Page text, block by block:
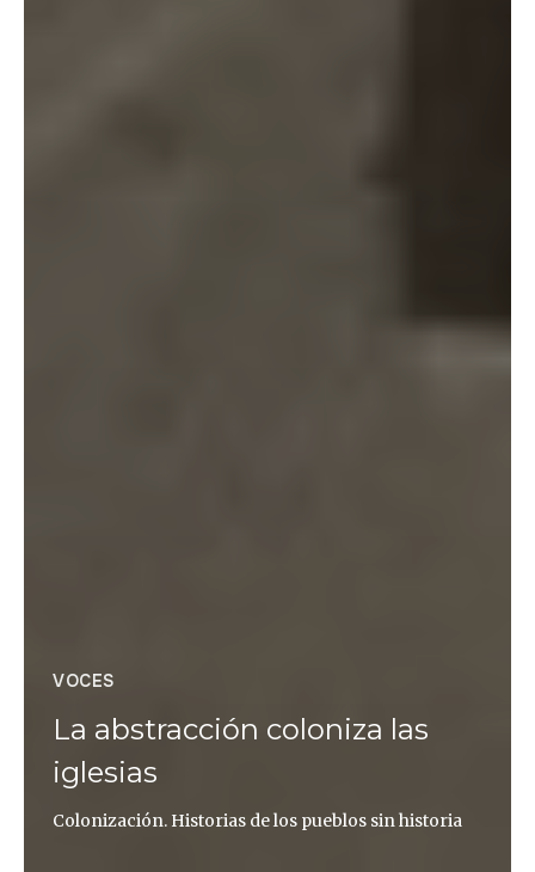
VOCES
La abstracción coloniza las
iglesias
Colonización. Historias de los pueblos sin historia